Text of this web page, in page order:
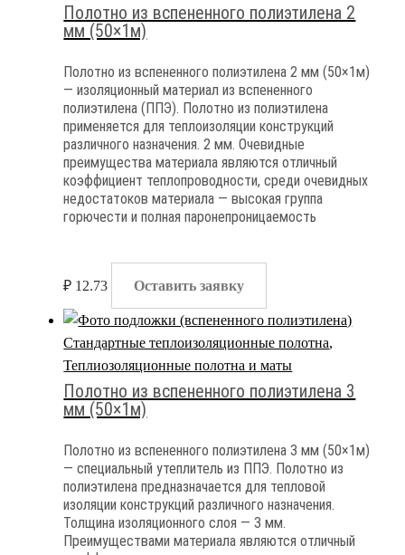
Полотно из вспененного полиэтилена 2
мм (50×1м)
Полотно из вспененного полиэтилена 2 мм (50×1м)
— изоляционный материал из вспененного
полиэтилена (ППЭ). Полотно из полиэтилена
применяется для теплоизоляции конструкций
различного назначения. 2 мм. Очевидные
преимущества материала являются отличный
коэффициент теплопроводности, среди очевидных
недостатоков материала — высокая группа
горючести и полная паронепроницаемость
₽ 12.73 Оставить заявку
Стандартные теплоизоляционные полотна,
Теплиозоляционные полотна и маты
Полотно из вспененного полиэтилена 3
мм (50×1м)
Полотно из вспененного полиэтилена 3 мм (50×1м)
— специальный утеплитель из ППЭ. Полотно из
полиэтилена предназначается для тепловой
изоляции конструкций различного назначения.
Толщина изоляционного слоя — 3 мм.
Преимуществами материала являются отличный